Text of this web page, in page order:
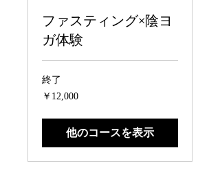
ファスティング×陰ヨ
ガ体験
終了
12,000
円
￥12,000
他のコースを表示